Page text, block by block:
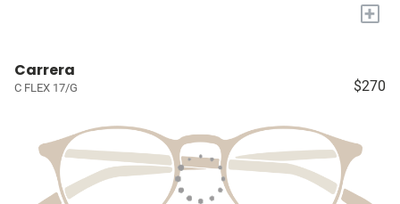
+
Carrera
C FLEX 17/G $270